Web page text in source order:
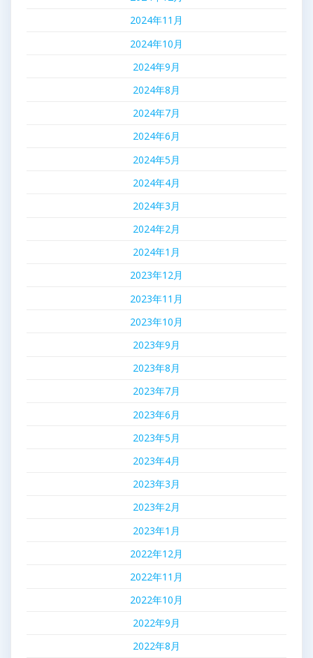
2024年11月
2024年10月
2024年9月
2024年8月
2024年7月
2024年6月
2024年5月
2024年4月
2024年3月
2024年2月
2024年1月
2023年12月
2023年11月
2023年10月
2023年9月
2023年8月
2023年7月
2023年6月
2023年5月
2023年4月
2023年3月
2023年2月
2023年1月
2022年12月
2022年11月
2022年10月
2022年9月
2022年8月